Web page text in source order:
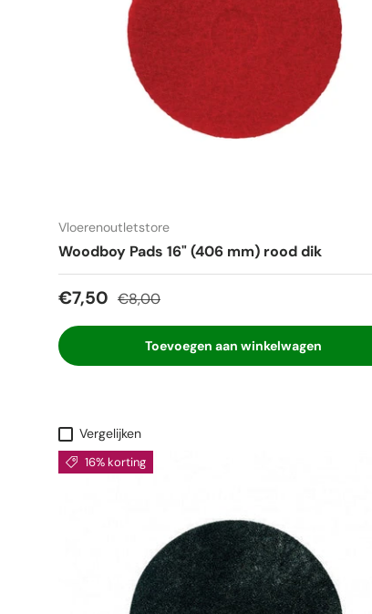
Vloerenoutletstore
Woodboy Pads 16" (406 mm) rood dik
Verkoopprijs
€7,50 Reguliere prijs
€8,00
Toevoegen aan winkelwagen
Vergelijken
16% korting